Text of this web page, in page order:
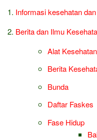
1. Informasi kesehatan
2. Berita dan Ilmu
Alat
Berita
Bunda
Daftar Faskes
Fase Hidup